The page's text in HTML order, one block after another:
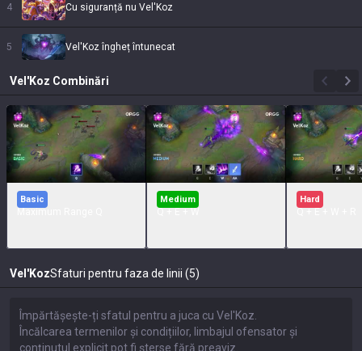
4 Cu siguranță nu Vel'Koz
5 Vel'Koz îngheț întunecat
Vel'Koz Combinări
Basic Medium Hard
Vel'KozSfaturi pentru faza de linii (5)